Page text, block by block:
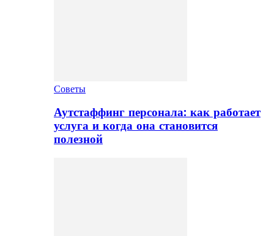
Советы
Аутстаффинг персонала: как работает
услуга и когда она становится
полезной